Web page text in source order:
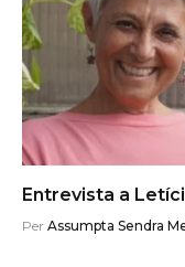
Entrevista a
Per Assumpta Sendra